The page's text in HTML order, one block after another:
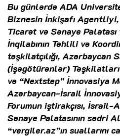
Bu günlərdə ADA
Biznesin İnkişafı
Ticarət və Sənaye
İnqilabının Təhlili və
təşkilatçılığı, Azərbaycan
(İşəgötürənlər)
və “Nextstep” İnnovasiya
Azərbaycan-İsrail
Forumun iştirakçısı, İsrail-
Sənaye Palatasının sədri
“vergiler.az”ın suallarını